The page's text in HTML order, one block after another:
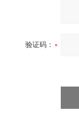
验证码：